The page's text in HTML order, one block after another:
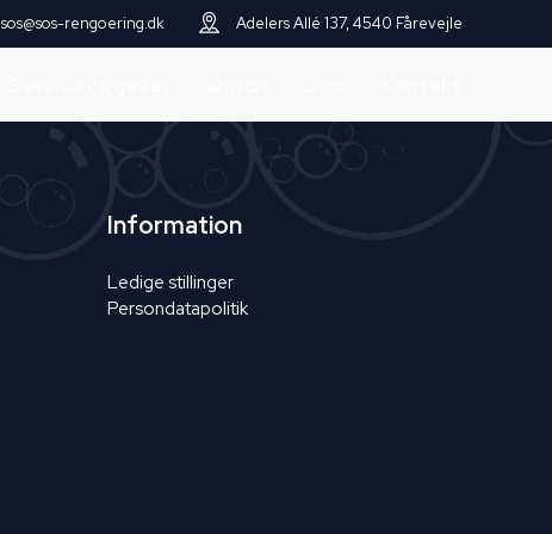
sos@sos-rengoering.dk Adelers Allé 137, 4540 Fårevejle
Information
Ledige stillinger
Persondatapolitik